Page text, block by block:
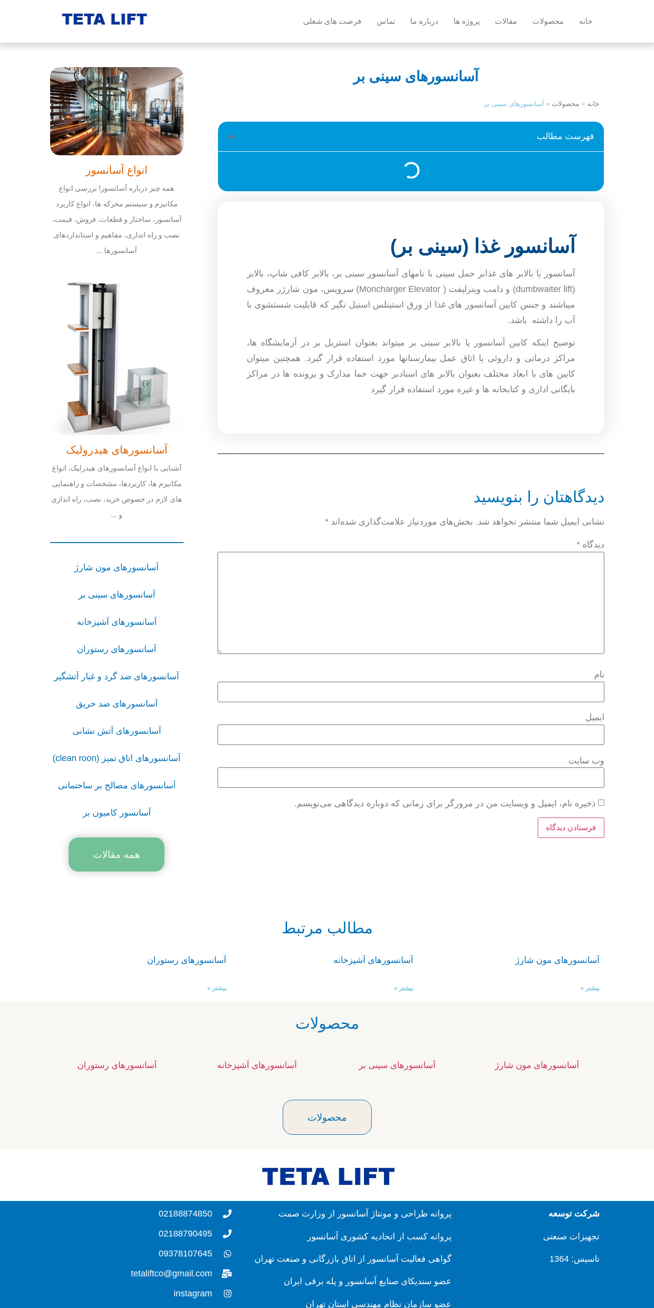
خانه محصولات مقالات پروژه ها درباره ما تماس فرصت های شغلی
آسانسورهای سینی بر
خانه » محصولات » آسانسورهای سینی بر
فهرست مطالب
آسانسور غذا (سینی بر)
آسانسور یا بالابر های غذابر حمل سینی با نامهای آسانسور سینی بر، بالابر کافی شاپ، بالابر
(dumbwaiter lift) و دامب ویترلیفت ( Moncharger Elevator) سرویس، مون شارژر معروف
میباشند و جنس کابین آسانسور های غذا از ورق استینلس استیل نگیر که قابلیت شستشوی با
آب را داشته باشد.
توضیح اینکه کابین آسانسور یا بالابر سینی بر میتواند بعنوان استریل بر در آزمایشگاه ها،
مراکز درمانی و داروئی یا اتاق عمل بیمارستانها مورد استفاده قرار گیرد. همچنین میتوان
کابین های با ابعاد مختلف بعنوان بالابر های اسنادبر جهت حما مدارک و پرونده ها در مراکز
بایگانی اداری و کتابخانه ها و غیره مورد استفاده قرار گیرد
دیدگاهتان را بنویسید
نشانی ایمیل شما منتشر نخواهد شد. بخش‌های موردنیاز علامت‌گذاری شده‌اند *
دیدگاه *
نام
ایمیل
وب‌ سایت
ذخیره نام، ایمیل و وبسایت من در مرورگر برای زمانی که دوباره دیدگاهی می‌نویسم.
انواع آسانسور
همه چیز درباره آسانسور! بررسی انواع
مکانیزم و سیستم محرکه ها، انواع کاربرد
آسانسور، ساختار و قطعات، فروش، قیمت،
نصب و راه اندازی، مفاهیم و استانداردهای
آسانسورها ...
آسانسورهای هیدرولیک
آشنایی با انواع آسانسورهای هیدرلیک، انواع
مکانیزم ها، کاربردها، مشخصات و راهنمایی
های لازم در خصوص خرید، نصب، راه اندازی
و ...
آسانسورهای مون شارژ
آسانسورهای سینی بر
آسانسورهای آشپزخانه
آسانسورهای رستوران
آسانسورهای ضد گرد و غبار آتشگیر
آسانسورهای ضد حریق
آسانسورهای آتش نشانی
آسانسورهای اتاق تمیز (clean roon)
آسانسورهای مصالح بر ساختمانی
آسانسور کامیون بر
همه مقالات
مطالب مرتبط
آسانسورهای مون شارژ
بیشتر »
آسانسورهای آشپزخانه
بیشتر »
آسانسورهای رستوران
بیشتر »
محصولات
آسانسورهای مون شارژ آسانسورهای سینی بر آسانسورهای آشپزخانه آسانسورهای رستوران
محصولات
شرکت توسعه
تجهیزات صنعتی
تاسیس: 1364
پروانه طراحی و مونتاژ آسانسور از وزارت صمت
پروانه کسب از اتحادیه کشوری آسانسور
گواهی فعالیت آسانسور از اتاق بازرگانی و صنعت تهران
عضو سندیکای صنایع آسانسور و پله برقی ایران
عضو سازمان نظام مهندسی استان تهران
02188874850
02188790495
09378107645
tetaliftco@gmail.com
instagram